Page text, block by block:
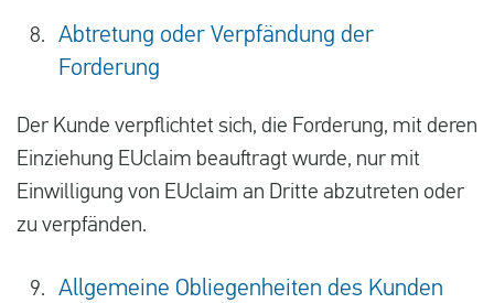
Abtretung oder Verpfändung der
Forderung
Der Kunde verpflichtet sich, die Forderung, mit deren
Einziehung EUclaim beauftragt wurde, nur mit
Einwilligung von EUclaim an Dritte abzutreten oder
zu verpfänden.
Allgemeine Obliegenheiten des Kunden